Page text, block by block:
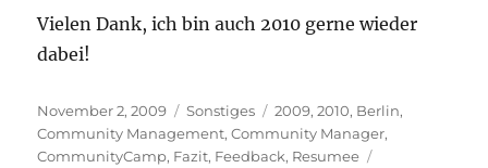
Vielen Dank, ich bin auch 2010 gerne wieder
dabei!
Veröffentlicht
am
November 2, 2009 Kategorien
Sonstiges Schlagwörter
2009,2010, Berlin,
Community Management,Community Manager,
CommunityCamp, Fazit, Feedback, Resumee